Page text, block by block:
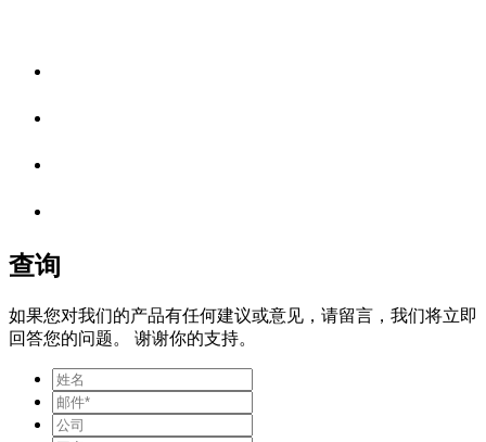
查询
如果您对我们的产品有任何建议或意见，请留言，我们将立即
回答您的问题。 谢谢你的支持。